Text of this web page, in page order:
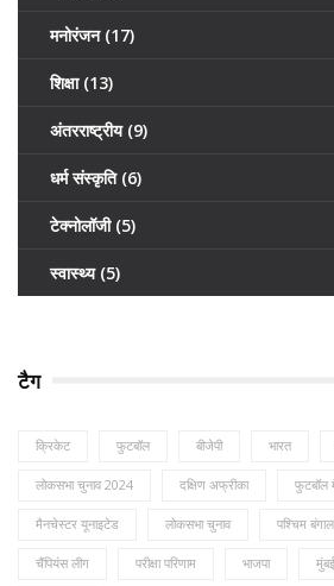
मनोरंजन (17)
शिक्षा (13)
अंतरराष्ट्रीय (9)
धर्म संस्कृति (6)
टेक्नोलॉजी (5)
स्वास्थ्य (5)
टैग
क्रिकेट फुटबॉल बीजेपी भारत
लोकसभा चुनाव 2024 दक्षिण अफ्रीका फुटबॉल
मैनचेस्टर यूनाइटेड लोकसभा चुनाव पश्चिम बंगाल
चैंपियंस लीग परीक्षा परिणाम भाजपा मुंबई